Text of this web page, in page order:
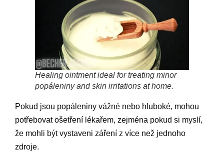
Healing ointment ideal for treating minor
popáleniny and skin irritations at home.
Pokud jsou popáleniny vážné nebo hluboké, mohou
potřebovat ošetření lékařem, zejména pokud si myslí,
že mohli být vystaveni záření z více než jednoho
zdroje.